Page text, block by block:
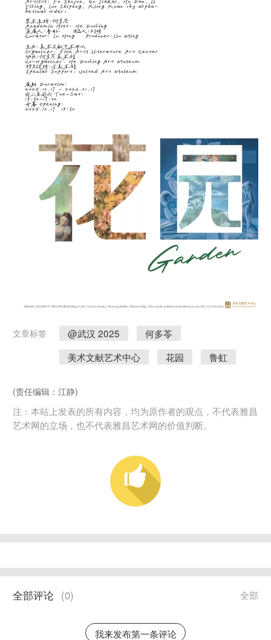
文章标签 @武汉 2025
何多苓
美术文献艺术中心
花园 鲁虹
(责任编辑：江静)
注：本站上发表的所有内容，均为原作者的观点，不代表雅昌
艺术网的立场，也不代表雅昌艺术网的价值判断。
全部
全部评论 (0)
我来发布第一条评论